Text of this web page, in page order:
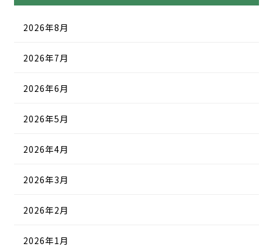
2026年8月
2026年7月
2026年6月
2026年5月
2026年4月
2026年3月
2026年2月
2026年1月